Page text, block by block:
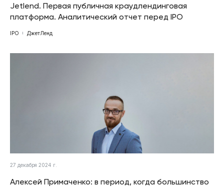
Jetlend. Первая публичная краудлендинговая
платформа. Аналитический отчет перед IPO
IPO ДжетЛенд
27 декабря 2024 г.
Алексей Примаченко: в период, когда большинство